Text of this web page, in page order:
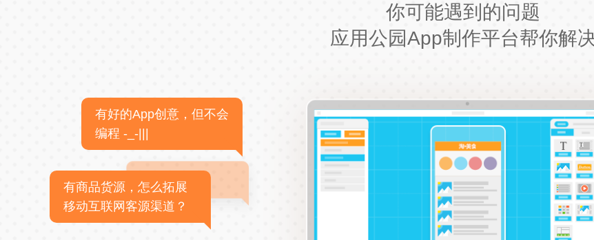
你可能遇到的问题
应用公园App制作平台帮你解
有好的App创意，但不会
编程 -_-|||
有商品货源，怎么拓展
移动互联网客源渠道？